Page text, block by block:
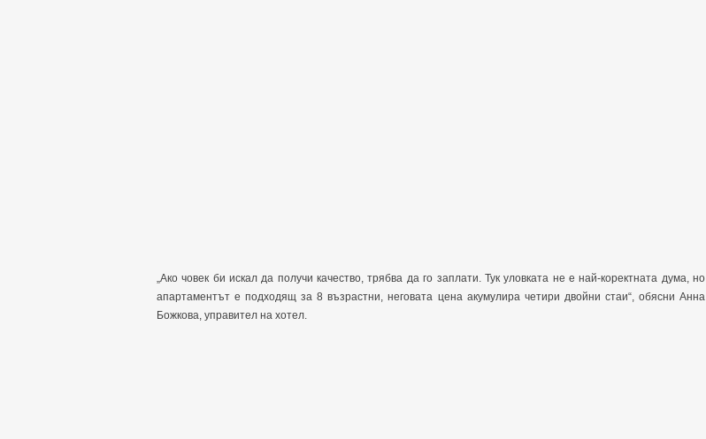
„Ако човек би искал да получи качество, трябва да го заплати. Тук уловката не е най-коректната дума, но
апартаментът е подходящ за 8 възрастни, неговата цена акумулира четири двойни стаи“, обясни Анна
Божкова, управител на хотел.